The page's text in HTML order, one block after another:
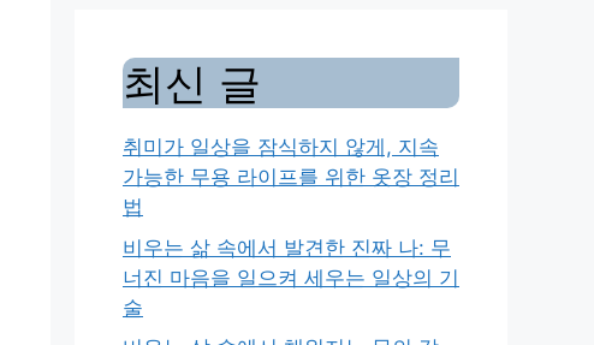
최신 글
취미가 일상을 잠식하지 않게, 지속
가능한 무용 라이프를 위한 옷장 정리
법
비우는 삶 속에서 발견한 진짜 나: 무
너진 마음을 일으켜 세우는 일상의 기
술